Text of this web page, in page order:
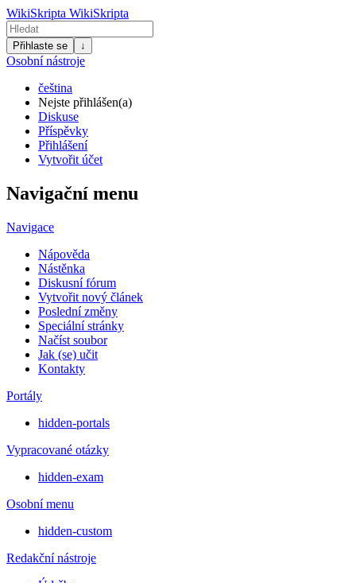
WikiSkripta WikiSkripta
Přihlaste se ↓
Osobní nástroje
čeština
Nejste přihlášen(a)
Diskuse
Příspěvky
Přihlášení
Vytvořit účet
Navigační menu
Navigace
Nápověda
Nástěnka
Diskusní fórum
Vytvořit nový článek
Poslední změny
Speciální stránky
Načíst soubor
Jak (se) učit
Kontakty
Portály
hidden-portals
Vypracované otázky
hidden-exam
Osobní menu
hidden-custom
Redakční nástroje